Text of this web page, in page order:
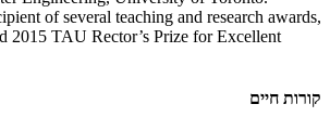
of several teaching and research awards,
2015 TAU Rector’s Prize for Excellent
קורות חיים